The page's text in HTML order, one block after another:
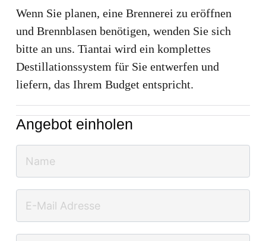
Wenn Sie planen, eine Brennerei zu eröffnen
und Brennblasen benötigen, wenden Sie sich
bitte an uns. Tiantai wird ein komplettes
Destillationssystem für Sie entwerfen und
liefern, das Ihrem Budget entspricht.
Angebot einholen